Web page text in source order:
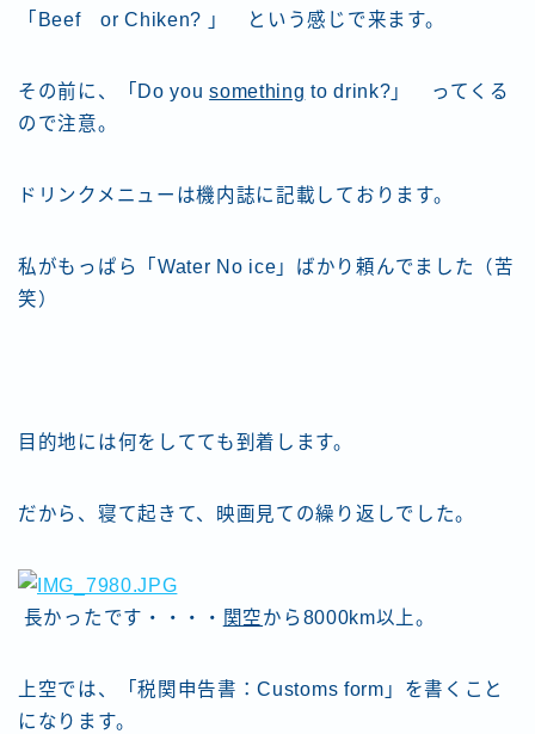
「Beef or Chiken? 」 という感じで来ます。
その前に、「Do yousomething to drink?」 ってくる
ので注意。
ドリンクメニューは機内誌に記載しております。
私がもっぱら「Water No ice」ばかり頼んでました（苦
笑）
目的地には何をしてても到着します。
だから、寝て起きて、映画見ての繰り返しでした。
長かったです・・・・ 関空から8000km以上。
上空では、「税関申告書：Customs form」を書くこと
になります。